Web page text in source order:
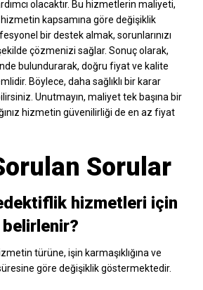
olacaktır. Bu hizmetlerin maliyeti,
kapsamına göre değişiklik
bir destek almak, sorunlarınızı
çözmenizi sağlar. Sonuç olarak,
bulundurarak, doğru fiyat ve kalite
Böylece, daha sağlıklı bir karar
Unutmayın, maliyet tek başına bir
hizmetin güvenilirliği de en az fiyat
Sorular
hizmetleri için
türüne, işin karmaşıklığına ve
göre değişiklik göstermektedir.